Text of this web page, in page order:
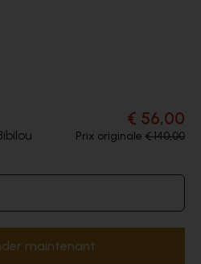
€ 56,00
Prix originale € 140,00
maintenant